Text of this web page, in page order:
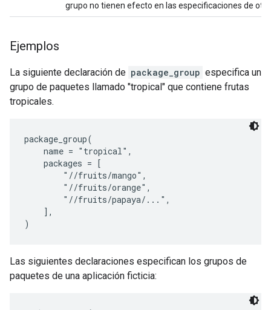
grupo no tienen efecto en las especificaciones de
Ejemplos
La siguiente declaración de package_group especifica un
grupo de paquetes llamado "tropical" que contiene frutas
tropicales.
package_group(
    name = "tropical",
    packages = [
        "//fruits/mango",
        "//fruits/orange",
        "//fruits/papaya/...",
    ],
Las siguientes declaraciones especifican los grupos de
paquetes de una aplicación ficticia: